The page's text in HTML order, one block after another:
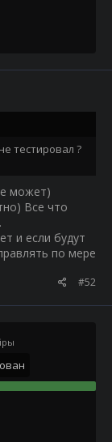
тестировал ?
может)
Все что
и если будут
по мере
#52